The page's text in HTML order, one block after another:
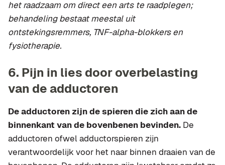
het raadzaam om direct een arts te raadplegen;
behandeling bestaat meestal uit
ontstekingsremmers, TNF-alpha-blokkers en
fysiotherapie.
6. Pijn in lies door overbelasting
van de adductoren
De adductoren zijn de spieren die zich aan de
binnenkant van de bovenbenen bevinden. De
adductoren ofwel adductorspieren zijn
verantwoordelijk voor het naar binnen draaien van de